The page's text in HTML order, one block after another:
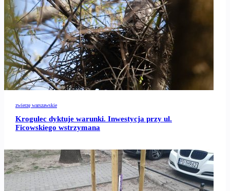
zwierzę warszawskie
Krogulec dyktuje warunki. Inwestycja przy ul.
Ficowskiego wstrzymana